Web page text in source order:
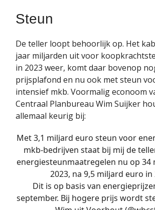
Steun
De teller loopt behoorlijk op. Het
jaar miljarden uit voor
in 2023 weer, komt daar bovenop
prijsplafond en nu ook met steun
intensief mkb. Voormalig econoom
Centraal Planbureau Wim Suijker
allemaal keurig bij:
Met 3,1 miljard euro steun voor
mkb-bedrijven staat bij mij de
energiesteunmaatregelen nu op 34
2023, na 9,5 miljard euro in
Dit is op basis van
september. Bij hogere prijs wordt